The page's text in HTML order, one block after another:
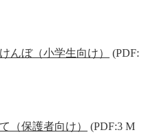
んぼ（小学生向け）
(PDF:
（保護者向け）
(PDF:3 M